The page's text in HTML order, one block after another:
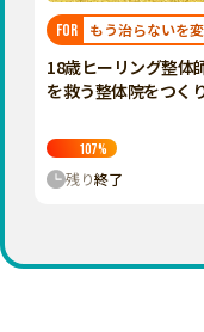
福岡 佐賀
宮崎
鹿児島
FOR もう治らないを
18歳ヒーリング整体
を救う整体院をつく
107%
残り終了